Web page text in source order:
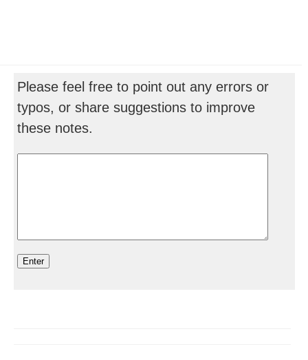
Please feel free to point out any errors or
typos, or share suggestions to improve
these notes.